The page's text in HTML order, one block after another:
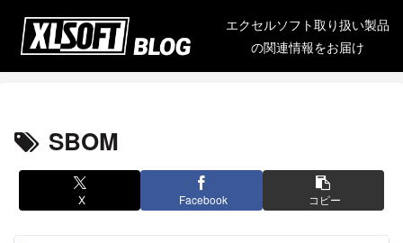
エクセルソフト取り扱い製品
の関連情報をお届け
SBOM
X Facebook コピー